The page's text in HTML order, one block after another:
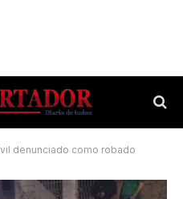
denunciado como robado